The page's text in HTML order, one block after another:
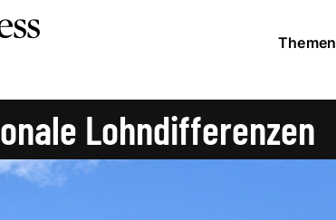
Themen
Lohndifferenzen